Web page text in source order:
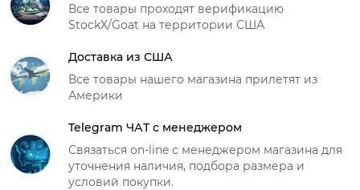
Все товары проходят верификацию
StockX/Goat на территории США
Доставка из США
Все товары нашего магазина прилетят из
Америки
Telegram ЧАТ с менеджером
Связаться on-line с менеджером магазина для
уточнения наличия, подбора размера и
условий покупки.